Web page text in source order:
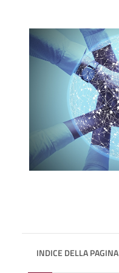
INDICE DELLA PAGINA